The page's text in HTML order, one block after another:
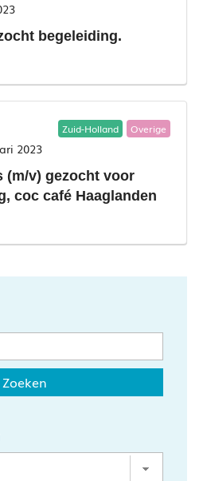
begeleiding.
Zuid-Holland Overige
2023
(m/v) gezocht voor
coc café Haaglanden